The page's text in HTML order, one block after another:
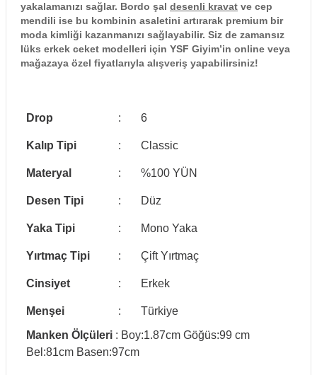
yakalamanızı sağlar. Bordo şal desenli kravat ve cep
mendili ise bu kombinin asaletini artırarak premium bir
moda kimliği kazanmanızı sağlayabilir. Siz de zamansız
lüks erkek ceket modelleri için YSF Giyim’in online veya
mağazaya özel fiyatlarıyla alışveriş yapabilirsiniz!
Drop : 6
Kalıp Tipi : Classic
Materyal : %100 YÜN
Desen Tipi : Düz
Yaka Tipi : Mono Yaka
Yırtmaç Tipi : Çift Yırtmaç
Cinsiyet : Erkek
Menşei :
Türkiye
Manken Ölçüleri : Boy:1.87cm Göğüs:99 cm
Bel:81cm Basen:97cm